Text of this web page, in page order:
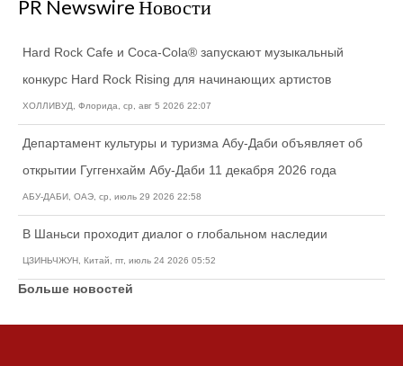
PR Newswire Новости
Hard Rock Cafe и Coca-Cola® запускают музыкальный
конкурс Hard Rock Rising для начинающих артистов
ХОЛЛИВУД, Флорида, ср, авг 5 2026 22:07
Департамент культуры и туризма Абу-Даби объявляет об
открытии Гуггенхайм Абу-Даби 11 декабря 2026 года
АБУ-ДАБИ, ОАЭ, ср, июль 29 2026 22:58
В Шаньси проходит диалог о глобальном наследии
ЦЗИНЬЧЖУН, Китай, пт, июль 24 2026 05:52
Больше новостей